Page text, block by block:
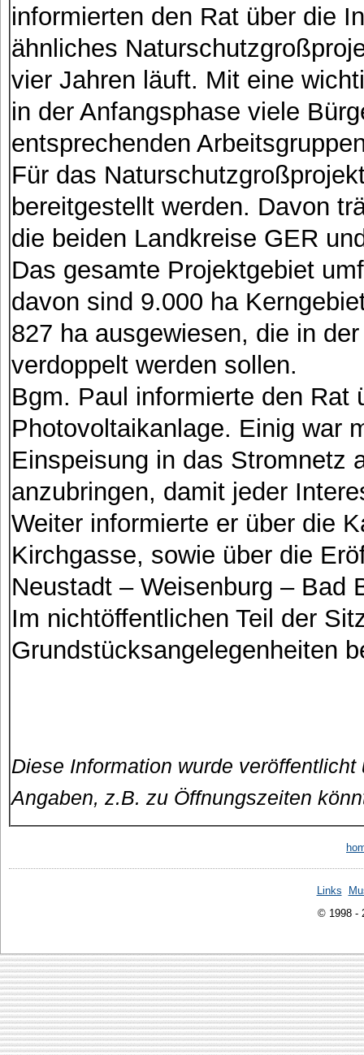
informierten den Rat über die
ähnliches
vier Jahren läuft. Mit eine
in der Anfangsphase viele
entsprechenden
Für das
bereitgestellt werden. Davon
die beiden Landkreise GER
Das gesamte Projektgebiet
davon sind 9.000 ha
827 ha ausgewiesen, die in
verdoppelt werden sollen.
Bgm. Paul informierte den Rat
Photovoltaikanlage. Einig war
Einspeisung in das Stromnetz
anzubringen, damit jeder
Weiter informierte er über die
Kirchgasse, sowie über die
Neustadt – Weisenburg – Bad
Im nichtöffentlichen Teil der
Grundstücksangelegenheiten
Diese Information wurde
Angaben, z.B. zu Öffnungszeiten
Links
© 1998 -